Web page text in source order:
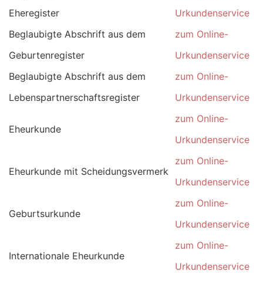
Eheregister
Urkundenservice
Beglaubigte Abschrift aus dem
Geburtenregister
zum Online-
Urkundenservice
Beglaubigte Abschrift aus dem
Lebenspartnerschaftsregister
zum Online-
Urkundenservice
Eheurkunde
zum Online-
Urkundenservice
Eheurkunde mit Scheidungsvermerk
zum Online-
Urkundenservice
Geburtsurkunde
zum Online-
Urkundenservice
Internationale Eheurkunde
zum Online-
Urkundenservice